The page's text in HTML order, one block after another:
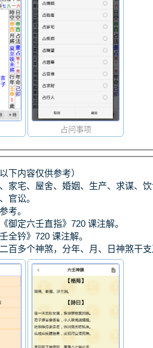
占问事项
下内容仅供参考）
家宅、屋舍、婚姻、生产、求谋、
官讼。
考。
御定六壬直指》720 课注解。
全钤》720 课注解。
百多个神煞，分年、月、日神煞干支